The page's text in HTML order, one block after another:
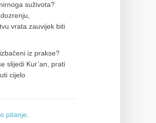
suživota?
vrata zauvijek biti
iz prakse?
slijedi Kur’an, prati
cijelo
pitanje.